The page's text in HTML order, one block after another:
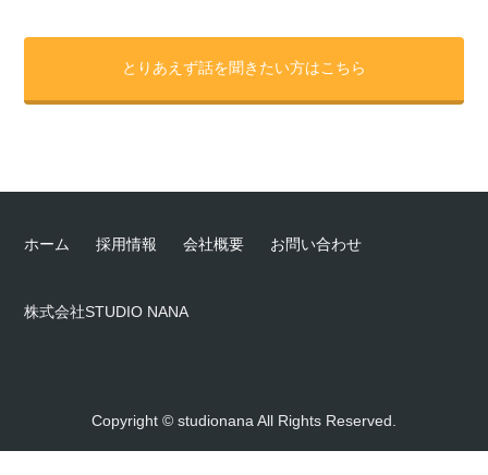
とりあえず話を聞きたい方はこちら
ホーム 採用情報 会社概要 お問い合わせ
株式会社STUDIO NANA
Copyright © studionana All Rights Reserved.